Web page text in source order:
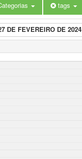
tags
DE FEVEREIRO DE 2024